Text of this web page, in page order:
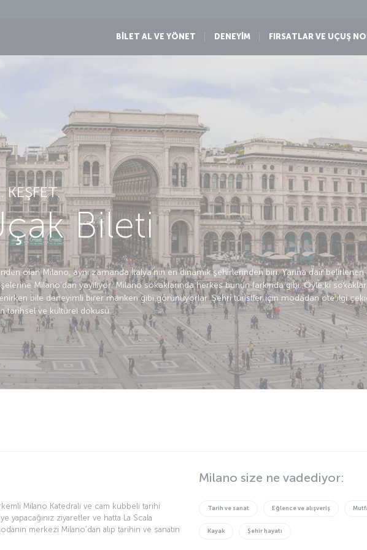
BİLET AL VE YÖNET DENEYİM FIRSATLAR VE UÇUŞ
Bileti
olan Milano, aynı zamanda İtalya’nın en dinamik şehirlerinden biri. Yarına dair
Milano’dan yayılıyor. Milano sokaklarında herkes bunun farkında gibi. Öyle ki
bile deneyimli birer manken gibi görünüyorlar. Şehri turistler için modadan öte ilgi
tarihsel ve kültürel dokusu.
Milano Katedrali ve cam kubbeli tarihi
yapacağınız ziyaretler ve hatta La Scala
merkezi Milano’dan alıp tarihin ve sanatın
Milano size ne vadediyor:
Tarih ve sanat Eğlence ve alışveriş
Kayak Şehir hayatı